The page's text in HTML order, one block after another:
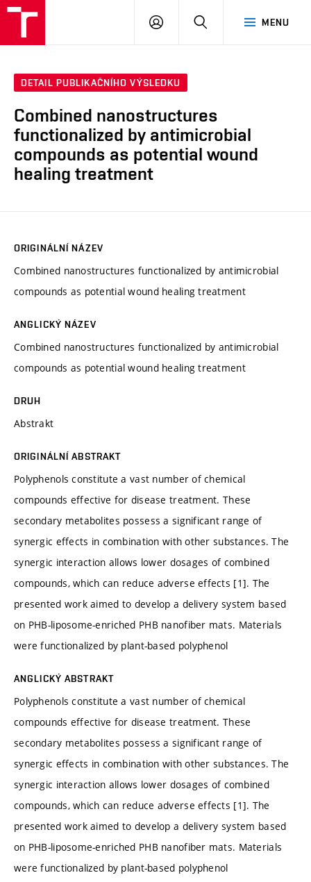
MENU
PŘIHLÁSIT
DETAIL PUBLIKAČNÍHO VÝSLEDKU
Combined nanostructures
functionalized by antimicrobial
compounds as potential wound
healing treatment
ORIGINÁLNÍ NÁZEV
Combined nanostructures functionalized by antimicrobial
compounds as potential wound healing treatment
ANGLICKÝ NÁZEV
Combined nanostructures functionalized by antimicrobial
compounds as potential wound healing treatment
DRUH
Abstrakt
ORIGINÁLNÍ ABSTRAKT
Polyphenols constitute a vast number of chemical
compounds effective for disease treatment. These
secondary metabolites possess a significant range of
synergic effects in combination with other substances. The
synergic interaction allows lower dosages of combined
compounds, which can reduce adverse effects [1]. The
presented work aimed to develop a delivery system based
on PHB-liposome-enriched PHB nanofiber mats. Materials
were functionalized by plant-based polyphenol
ANGLICKÝ ABSTRAKT
Polyphenols constitute a vast number of chemical
compounds effective for disease treatment. These
secondary metabolites possess a significant range of
synergic effects in combination with other substances. The
synergic interaction allows lower dosages of combined
compounds, which can reduce adverse effects [1]. The
presented work aimed to develop a delivery system based
on PHB-liposome-enriched PHB nanofiber mats. Materials
were functionalized by plant-based polyphenol